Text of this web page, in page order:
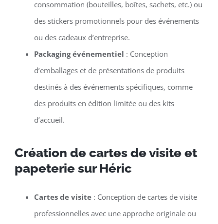
consommation (bouteilles, boîtes, sachets, etc.) ou
des stickers promotionnels pour des événements
ou des cadeaux d’entreprise.
Packaging événementiel : Conception
d’emballages et de présentations de produits
destinés à des événements spécifiques, comme
des produits en édition limitée ou des kits
d’accueil.
Création de cartes de visite et
papeterie sur Héric
Cartes de visite: Conception de cartes de visite
professionnelles avec une approche originale ou